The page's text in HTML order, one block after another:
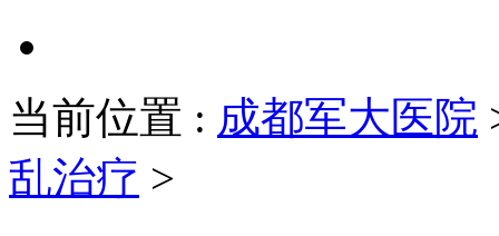
当前位置 : 成都军大医院
乱治疗 >